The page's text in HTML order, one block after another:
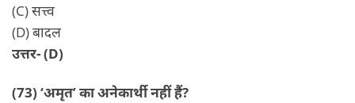
(C) सत्त्व
(D) बादल
उत्तर- (D)
(73) ‘अमृत’ का अनेकार्थी नहीं हैं?